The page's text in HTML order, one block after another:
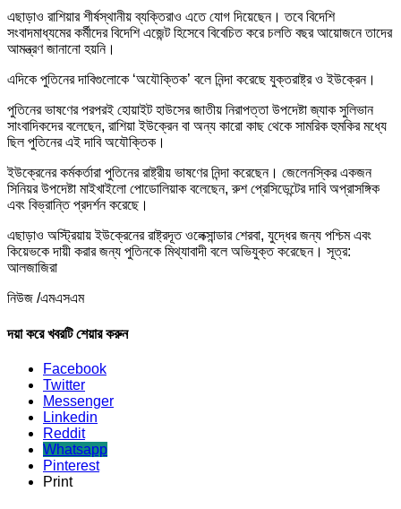
এছাড়াও রাশিয়ার শীর্ষস্থানীয় ব্যক্তিরাও এতে যোগ দিয়েছেন। তবে বিদেশি
সংবাদমাধ্যমের কর্মীদের বিদেশি এজেন্ট হিসেবে বিবেচিত করে চলতি বছর আয়োজনে তাদের
আমন্ত্রণ জানানো হয়নি।
এদিকে পুতিনের দাবিগুলোকে ‘অযৌক্তিক’ বলে নিন্দা করেছে যুক্তরাষ্ট্র ও ইউক্রেন।
পুতিনের ভাষণের পরপরই হোয়াইট হাউসের জাতীয় নিরাপত্তা উপদেষ্টা জ্যাক সুলিভান
সাংবাদিকদের বলেছেন, রাশিয়া ইউক্রেন বা অন্য কারো কাছ থেকে সামরিক হুমকির মধ্যে
ছিল পুতিনের এই দাবি অযৌক্তিক।
ইউক্রেনের কর্মকর্তারা পুতিনের রাষ্ট্রীয় ভাষণের নিন্দা করেছেন। জেলেনস্কির একজন
সিনিয়র উপদেষ্টা মাইখাইলো পোডোলিয়াক বলেছেন, রুশ প্রেসিডেন্টের দাবি অপ্রাসঙ্গিক
এবং বিভ্রান্তি প্রদর্শন করেছে।
এছাড়াও অস্ট্রিয়ায় ইউক্রেনের রাষ্ট্রদূত ওলেক্সান্ডার শেরবা, যুদ্ধের জন্য পশ্চিম এবং
কিয়েভকে দায়ী করার জন্য পুতিনকে মিথ্যাবাদী বলে অভিযুক্ত করেছেন। সূত্র:
আলজাজিরা
নিউজ /এমএসএম
দয়া করে খবরটি শেয়ার করুন
Facebook
Twitter
Messenger
Linkedin
Reddit
Whatsapp
Pinterest
Print